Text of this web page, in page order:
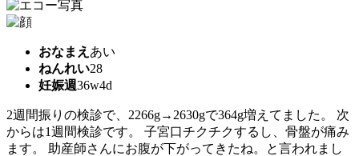
おなまえ あい
ねんれい28
妊娠週36w4d
2週間振りの検診で、2266g→2630gで364g増えてました。 次
からは1週間検診です。 子宮口チクチクするし、骨盤が痛み
ます。 助産師さんにお腹が下がってきたね。と言われまし